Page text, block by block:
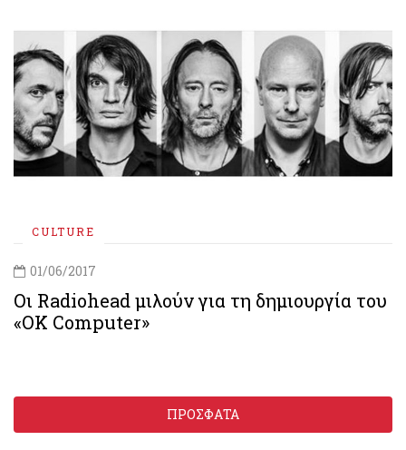
CULTURE
01/06/2017
Οι Radiohead μιλούν για τη δημιουργία του
«OK Computer»
ΠΡΟΣΦΑΤΑ